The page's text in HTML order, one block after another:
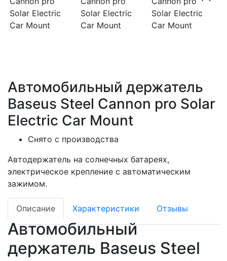
Next
Автомобильный держатель
Baseus Steel Cannon pro Solar
Electric Car Mount
Снято с производства
Автодержатель на солнечных батареях,
электрическое крепление с автоматическим
зажимом.
Описание Характеристики Отзывы
Автомобильный
держатель Baseus Steel